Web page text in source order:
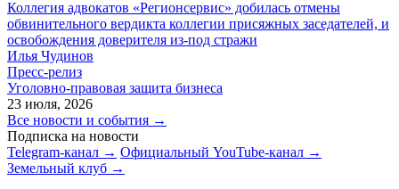
Коллегия адвокатов «Регионсервис» добилась отмены
обвинительного вердикта коллегии присяжных заседателей, и
освобождения доверителя из-под стражи
Илья Чудинов
Пресс-релиз
Уголовно-правовая защита бизнеса
23 июля, 2026
Все новости и события →
Подписка на новости
Telegram-канал → Официальный YouTube-канал →
Земельный клуб →